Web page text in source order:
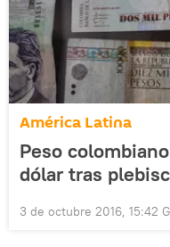
América Latina
Peso
dólar tras
3 de octubre 2016, 15:42